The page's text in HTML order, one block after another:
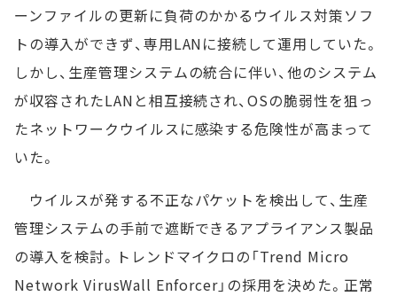
ーンファイルの更新に負荷のかかるウイルス対策ソフ
トの導入ができず、専用LANに接続して運用していた。
しかし、生産管理システムの統合に伴い、他のシステム
が収容されたLANと相互接続され、OSの脆弱性を狙っ
たネットワークウイルスに感染する危険性が高まって
いた。
ウイルスが発する不正なパケットを検出して、生産
管理システムの手前で遮断できるアプライアンス製品
の導入を検討。トレンドマイクロの「Trend Micro
Network VirusWall Enforcer」の採用を決めた。正常